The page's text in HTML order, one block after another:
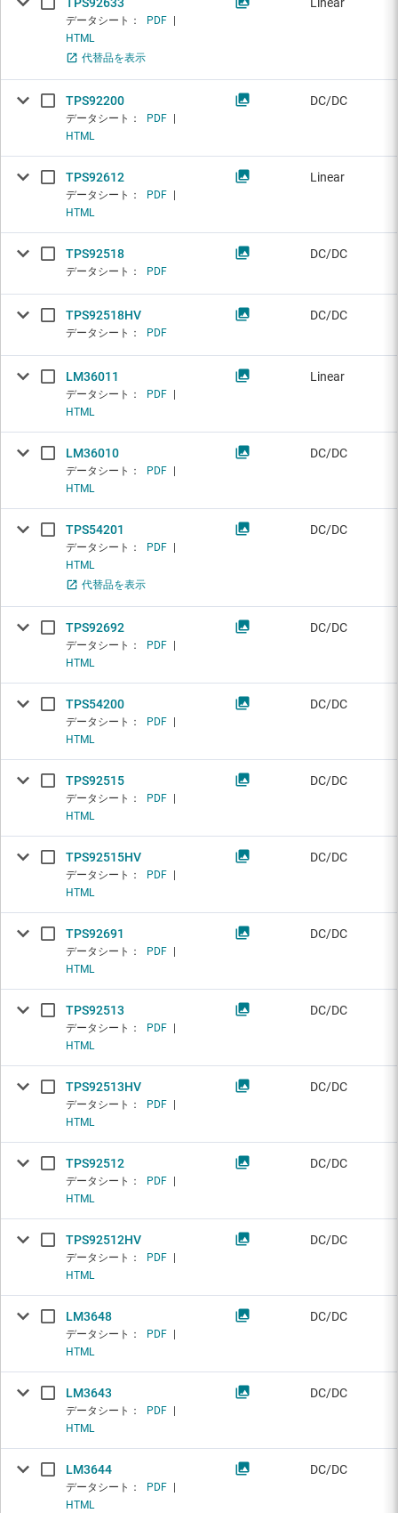
TPS92633
データシート： PDF
HTML
代替品を表示
Linear
TPS92200
データシート： PDF
HTML
DC/DC
TPS92612
データシート： PDF
HTML
Linear
TPS92518
データシート： PDF
DC/DC
TPS92518HV
データシート： PDF
DC/DC
LM36011
データシート： PDF
HTML
Linear
LM36010
データシート： PDF
HTML
DC/DC
TPS54201
データシート： PDF
HTML
代替品を表示
DC/DC
TPS92692
データシート： PDF
HTML
DC/DC
TPS54200
データシート： PDF
HTML
DC/DC
TPS92515
データシート： PDF
HTML
DC/DC
TPS92515HV
データシート： PDF
HTML
DC/DC
TPS92691
データシート： PDF
HTML
DC/DC
TPS92513
データシート： PDF
HTML
DC/DC
TPS92513HV
データシート： PDF
HTML
DC/DC
TPS92512
データシート： PDF
HTML
DC/DC
TPS92512HV
データシート： PDF
HTML
DC/DC
LM3648
データシート： PDF
HTML
DC/DC
LM3643
データシート： PDF
HTML
DC/DC
LM3644
データシート： PDF
HTML
DC/DC